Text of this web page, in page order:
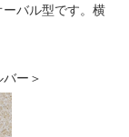
バル型です。横
ー＞